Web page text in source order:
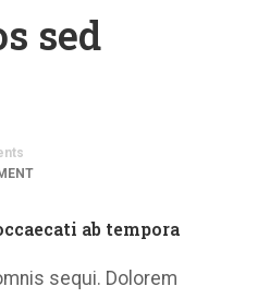
sed
ab tempora
sequi. Dolorem